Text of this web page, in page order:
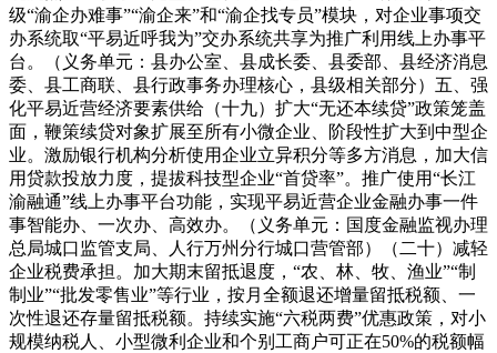
级“渝企办难事”“渝企来”和“渝企找专员”模块，对企业事项交
办系统取“平易近呼我为”交办系统共享为推广利用线上办事平
台。（义务单元：县办公室、县成长委、县委部、县经济消息
委、县工商联、县行政事务办理核心，县级相关部分）五、强
化平易近营经济要素供给（十九）扩大“无还本续贷”政策笼盖
面，鞭策续贷对象扩展至所有小微企业、阶段性扩大到中型企
业。激励银行机构分析使用企业立异积分等多方消息，加大信
用贷款投放力度，提拔科技型企业“首贷率”。推广使用“长江
渝融通”线上办事平台功能，实现平易近营企业金融办事一件
事智能办、一次办、高效办。（义务单元：国度金融监视办理
总局城口监管支局、人行万州分行城口营管部）（二十）减轻
企业税费承担。加大期末留抵退度，“农、林、牧、渔业”“制
制业”“批发零售业”等行业，按月全额退还增量留抵税额、一
次性退还存量留抵税额。持续实施“六税两费”优惠政策，对小
规模纳税人、小型微利企业和个别工商户可正在50%的税额幅